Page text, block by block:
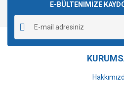
Yorum
Ürün resmi kalitesiz, bozuk
Ürün açıklamasında eksik bilgiler
Ürün bilgilerinde hatalar
Ürün fiyatı diğer sitelerden daha
E-BÜLTENİMİZE